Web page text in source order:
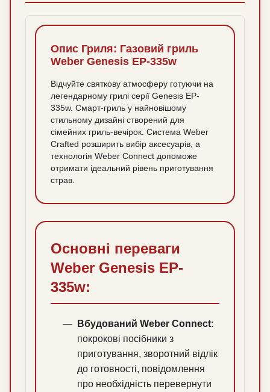
Опис Гриля: Газовий гриль
Weber Genesis EP-335w
Відчуйте святкову атмосферу готуючи на
легендарному грилі серії Genesis EP-
335w. Смарт-гриль у найновішому
стильному дизайні створений для
сімейних гриль-вечірок. Система Weber
Crafted розширить вибір аксесуарів, а
технологія Weber Connect допоможе
отримати ідеальний рівень приготування
страв.
Основні переваги
Weber Genesis EP-
335w:
Вбудований Weber Connect:
покрокові посібники з
приготування, зворотний відлік
до готовності, повідомлення
про необхідність перевернути